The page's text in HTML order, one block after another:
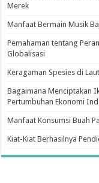
Merek
Manfaat Bermain Musik
Pemahaman tentang
Globalisasi
Keragaman Spesies di
Bagaimana Menciptakan
Pertumbuhan Ekonomi
Manfaat Konsumsi Buah
Kiat-Kiat Berhasilnya